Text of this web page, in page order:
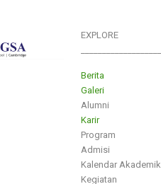
EXPLORE
Berita
Galeri
Alumni
Karir
Program
Admisi
Kalendar Akademik
Kegiatan